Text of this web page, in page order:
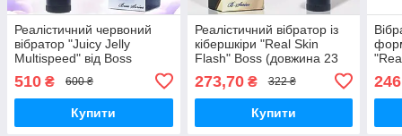
Реалістичний червоний
вібратор "Juicy Jelly
Multispeed" від Boss
(довжина 22 см., діаметр
4 см.)
510 ₴ 600 ₴
Купити
Реалістичний вібратор із
кібершкіри "Real Skin
Flash" Boss (довжина 23
273,70₴ 322 ₴
Купити
4